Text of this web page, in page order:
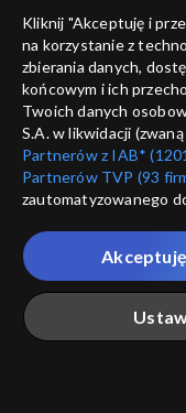
zrozumiesz”; „The
Poland”,
ciemno, 27 września
The Voice of Poland
Kornelia
of Poland”,
ciemno, 27 września
Kliknij "Akceptuję i
na korzystanie z
zbierania danych,
końcowym i ich
Twoich danych
S.A. w likwidacji
Partnerów z IAB*
Partnerów TVP (93
zautomatyzowanego
które wskazujemy
przez nas
Twoje dane osobowe
Ciebie naszych
„Portalem”, w tym